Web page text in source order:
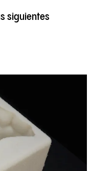
siguientes